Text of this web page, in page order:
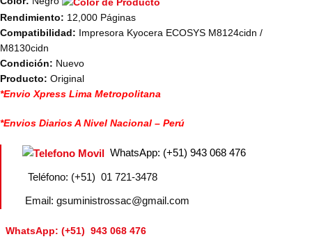
Rendimiento: 12,000 Páginas
Compatibilidad: Impresora Kyocera ECOSYS M8124cidn /
M8130cidn
Condición: Nuevo
Producto: Original
*Envio Xpress Lima Metropolitana
*Envios Diarios A Nivel Nacional – Perú
WhatsApp: (+51) 943 068 476
Teléfono: (+51) 01 721-3478
Email: gsuministrossac@gmail.com
WhatsApp: (+51) 943 068 476